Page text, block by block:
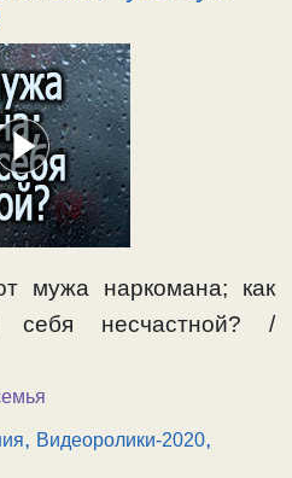
мужа наркомана; как
себя несчастной? /
, Видеоролики-2020,